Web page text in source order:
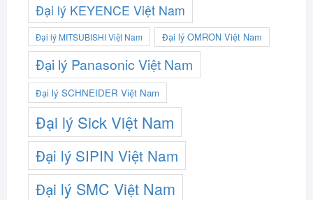
Đại lý KEYENCE Việt Nam
Đại lý MITSUBISHI Việt Nam Đại lý OMRON Việt Nam
Đại lý Panasonic Việt Nam
Đại lý SCHNEIDER Việt Nam
Đại lý Sick Việt Nam
Đại lý SIPIN Việt Nam
Đại lý SMC Việt Nam